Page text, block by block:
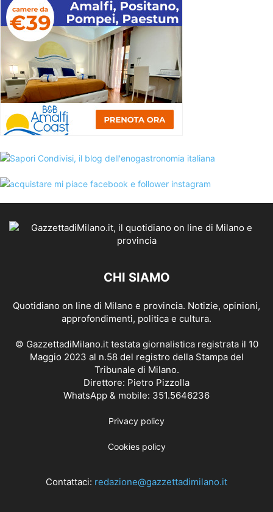
CHI SIAMO
Quotidiano on line di Milano e provincia. Notizie, opinioni,
approfondimenti, politica e cultura.
© GazzettadiMilano.it testata giornalistica registrata il 10
Maggio 2023 al n.58 del registro della Stampa del
Tribunale di Milano.
Direttore: Pietro Pizzolla
WhatsApp & mobile: 351.5646236
Privacy policy
Cookies policy
Contattaci: redazione@gazzettadimilano.it